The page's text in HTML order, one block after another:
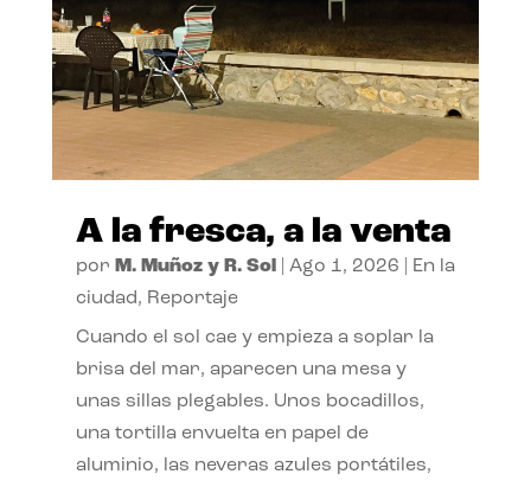
A la fresca, a la venta
por M. Muñoz y R. Sol| Ago 1, 2026
En la
ciudad, Reportaje
Cuando el sol cae y empieza a soplar la
brisa del mar, aparecen una mesa y
unas sillas plegables. Unos bocadillos,
una tortilla envuelta en papel de
aluminio, las neveras azules portátiles,